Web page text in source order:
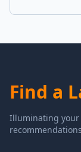
Find a
Illuminating your